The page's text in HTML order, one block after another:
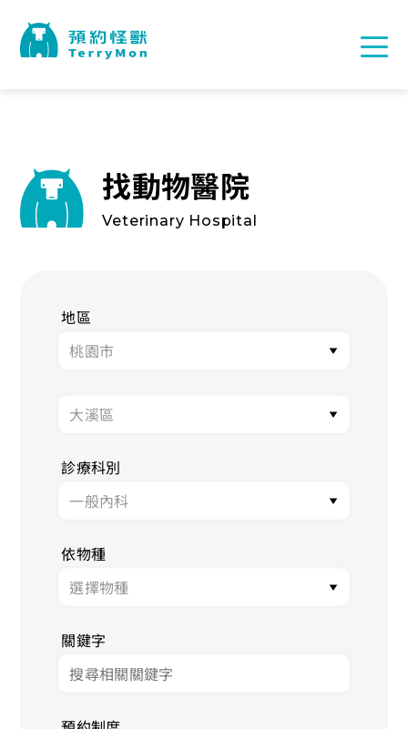
找動物醫院
Veterinary Hospital
地區
診療科別
依物種
關鍵字